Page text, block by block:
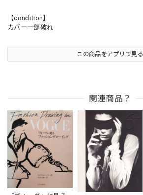
【condition】
カバー一部破れ
この商品をアプリで見る
関連商品？